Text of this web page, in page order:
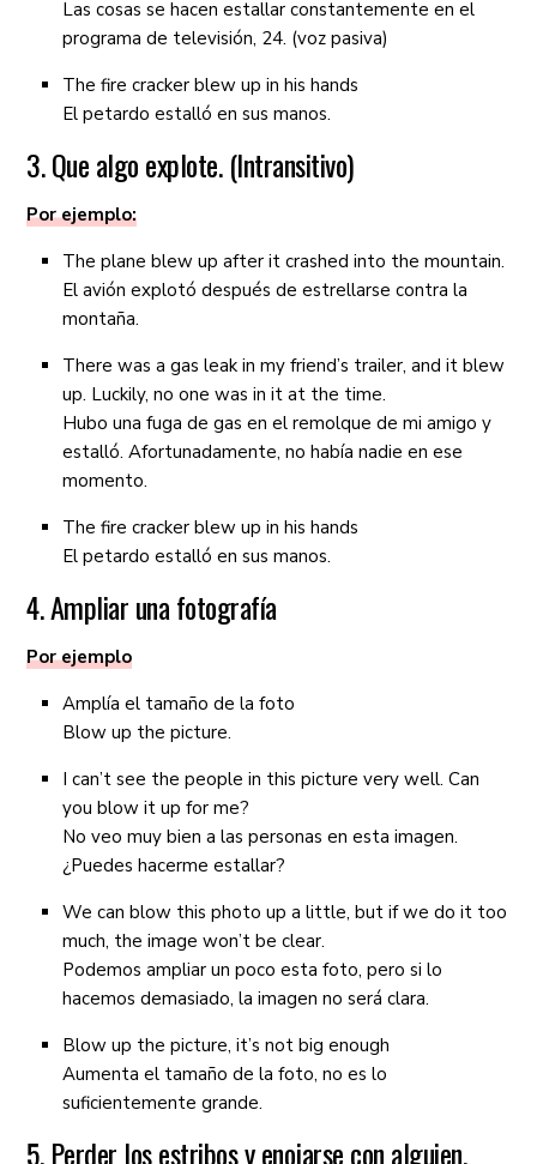
Las cosas se hacen estallar constantemente en el
programa de televisión, 24. (voz pasiva)
The fire cracker blew up in his hands
El petardo estalló en sus manos.
3. Que algo explote. (Intransitivo)
Por ejemplo:
The plane blew up after it crashed into the mountain.
El avión explotó después de estrellarse contra la
montaña.
There was a gas leak in my friend’s trailer, and it blew
up. Luckily, no one was in it at the time.
Hubo una fuga de gas en el remolque de mi amigo y
estalló. Afortunadamente, no había nadie en ese
momento.
The fire cracker blew up in his hands
El petardo estalló en sus manos.
4. Ampliar una fotografía
Por ejemplo
Amplía el tamaño de la foto
Blow up the picture.
I can’t see the people in this picture very well. Can
you blow it up for me?
No veo muy bien a las personas en esta imagen.
¿Puedes hacerme estallar?
We can blow this photo up a little, but if we do it too
much, the image won’t be clear.
Podemos ampliar un poco esta foto, pero si lo
hacemos demasiado, la imagen no será clara.
Blow up the picture, it’s not big enough
Aumenta el tamaño de la foto, no es lo
suficientemente grande.
5. Perder los estribos y enojarse con alguien.